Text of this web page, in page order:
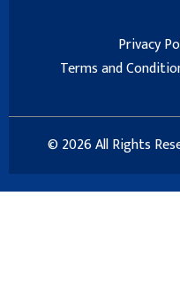
Privacy
Terms and
© 2026 All Rights